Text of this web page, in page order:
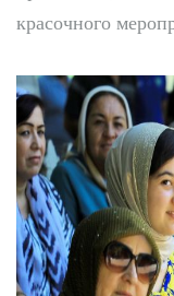
красочного